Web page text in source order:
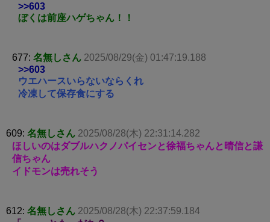
>>603
ぼくは前座ハゲちゃん！！
677: 名無しさん 2025/08/29(金) 01:47:19.188
>>603
ウエハースいらないならくれ
冷凍して保存食にする
609: 名無しさん 2025/08/28(木) 22:31:14.282
ほしいのはダブルハクノパイセンと徐福ちゃんと晴信と謙
信ちゃん
イドモンは売れそう
612: 名無しさん 2025/08/28(木) 22:37:59.184